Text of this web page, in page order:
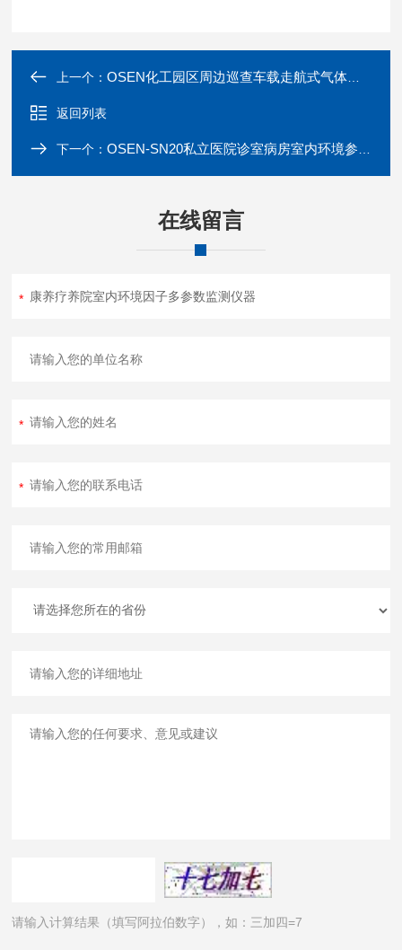
上一个：OSEN化工园区周边巡查车载走航式气体分析系统
返回列表
下一个：OSEN-SN20私立医院诊室病房室内环境参数监测管控设备
在线留言
请输入计算结果（填写阿拉伯数字），如：三加四=7